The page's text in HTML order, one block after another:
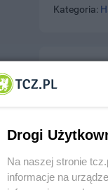
Kategoria:
ul.
Drogi
Na naszej stronie
informacje na